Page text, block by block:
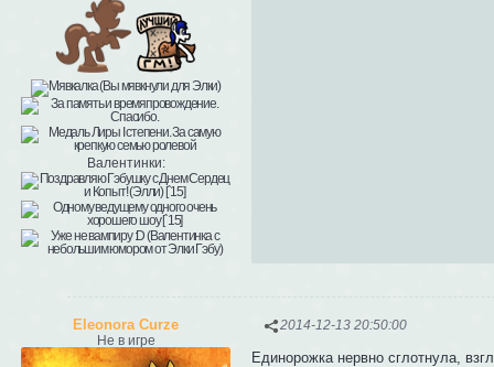
Валентинки:
2014-12-13 20:50:00
Eleonora Curze
Не в игре
Единорожка нервно сглотнула,